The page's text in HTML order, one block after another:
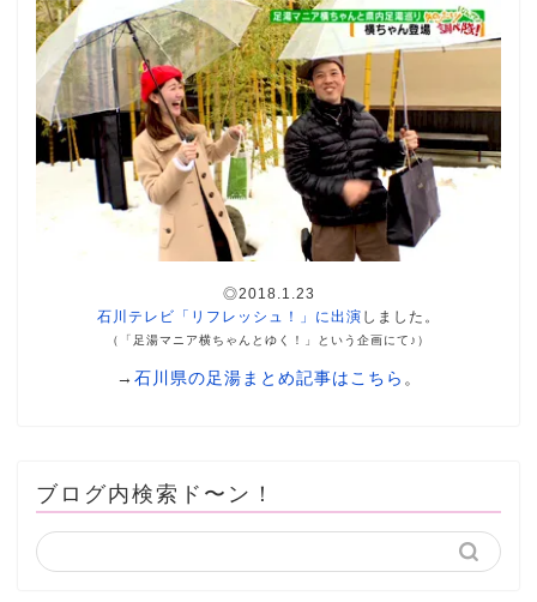
◎2018.1.23
石川テレビ「リフレッシュ！」に出演 しました。
（「足湯マニア横ちゃんとゆく！」という企画にて♪）
→ 石川県の足湯まとめ記事はこちら 。
ブログ内検索ド〜ン！